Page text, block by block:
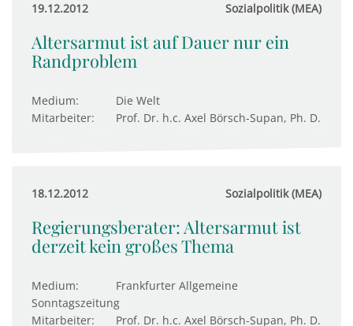
19.12.2012 Sozialpolitik (MEA)
Altersarmut ist auf Dauer nur ein
Randproblem
Medium:
Die Welt
Mitarbeiter:
Prof. Dr. h.c. Axel Börsch-Supan, Ph. D.
18.12.2012 Sozialpolitik (MEA)
Regierungsberater: Altersarmut ist
derzeit kein großes Thema
Medium:
Frankfurter Allgemeine
Sonntagszeitung
Mitarbeiter:
Prof. Dr. h.c. Axel Börsch-Supan, Ph. D.